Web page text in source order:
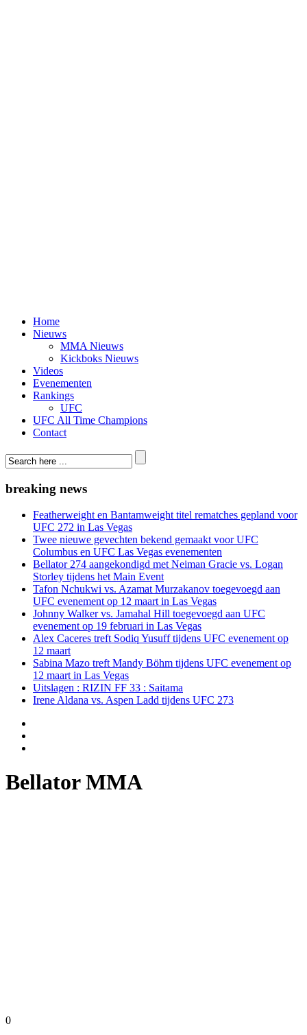
Home
Nieuws
MMA Nieuws
Kickboks Nieuws
Videos
Evenementen
Rankings
UFC
UFC All Time Champions
Contact
breaking news
Featherweight en Bantamweight titel rematches gepland voor
UFC 272 in Las Vegas
Twee nieuwe gevechten bekend gemaakt voor UFC
Columbus en UFC Las Vegas evenementen
Bellator 274 aangekondigd met Neiman Gracie vs. Logan
Storley tijdens het Main Event
Tafon Nchukwi vs. Azamat Murzakanov toegevoegd aan
UFC evenement op 12 maart in Las Vegas
Johnny Walker vs. Jamahal Hill toegevoegd aan UFC
evenement op 19 februari in Las Vegas
Alex Caceres treft Sodiq Yusuff tijdens UFC evenement op
12 maart
Sabina Mazo treft Mandy Böhm tijdens UFC evenement op
12 maart in Las Vegas
Uitslagen : RIZIN FF 33 : Saitama
Irene Aldana vs. Aspen Ladd tijdens UFC 273
Bellator MMA
0